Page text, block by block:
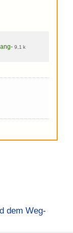
9,1 k
dem Weg-